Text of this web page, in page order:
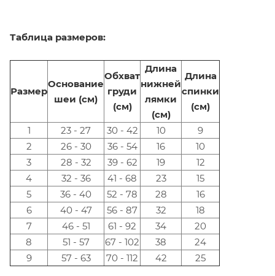
Таблица размеров:
Размер
Основание
шеи (см)
Обхват
груди
(см)
Длина
нижней
лямки
(см)
Длина
спинки
(см)
1 23 - 27 30 - 42 10
9
2
26 - 30 36 - 54 16
10
3
28 - 32 39 - 62 19
12
4
32 - 36 41 - 68 23
15
5
36 - 40 52 - 78 28
16
6
40 - 47 56 - 87 32
18
7
46 - 51 61 - 92 34
20
8
51 - 57 67 - 102 38
24
9
57 - 63 70 - 112 42 25